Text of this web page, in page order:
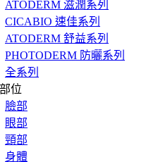
ATODERM 滋潤系列
CICABIO 速佳系列
ATODERM 舒益系列
PHOTODERM 防曬系列
全系列
位
臉部
眼部
頸部
身體